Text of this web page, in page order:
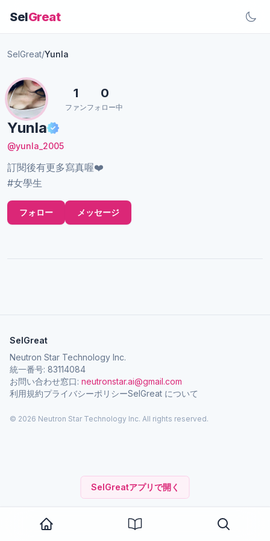
SelGreat
SelGreatアプリで開く
SelGreat/Yunla
Yunla
@yunla_2005
訂閱後有更多寫真喔❤️
#女學生
1
ファン
0
フォロー中
フォロー メッセージ
SelGreat
Neutron Star Technology Inc.
統一番号: 83114084
お問い合わせ窓口: neutronstar.ai@gmail.com
利用規約プライバシーポリシーSelGreat について
© 2026 Neutron Star Technology Inc. All rights reserved.